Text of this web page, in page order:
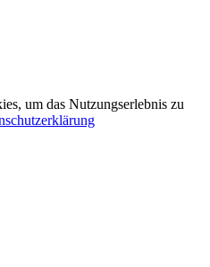
um das Nutzungserlebnis zu